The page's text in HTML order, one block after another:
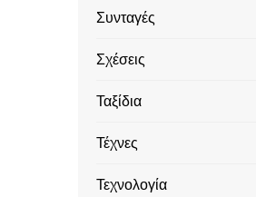
Συνταγές
Σχέσεις
Ταξίδια
Τέχνες
Τεχνολογία